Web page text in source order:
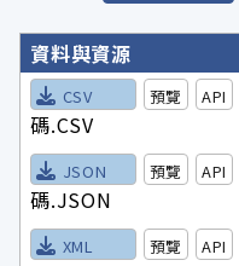
詮釋資料詳細內容
資料與資源
CSV 預覽 API
碼.CSV
JSON 預覽 API
碼.JSON
XML 預覽 API